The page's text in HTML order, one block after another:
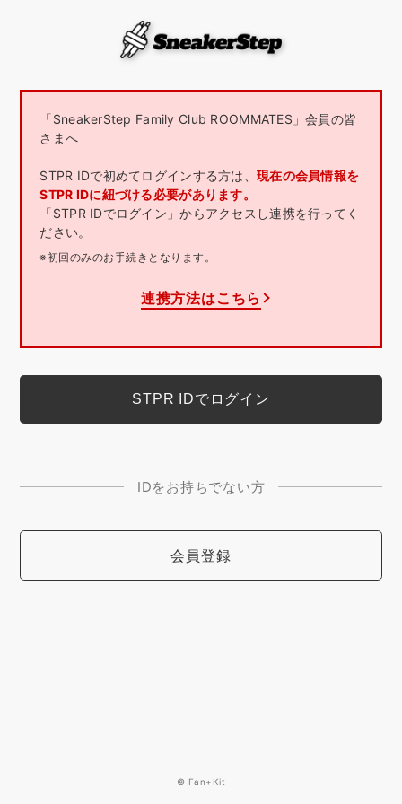
「SneakerStep Family Club ROOMMATES」会員の皆
さまへ
STPR IDで初めてログインする方は、 現在の会員情報を
STPR IDに紐づける必要があります。
「STPR IDでログイン」からアクセスし連携を行ってく
ださい。
※初回のみのお手続きとなります。
連携方法はこちら
IDをお持ちでない方
会員登録
© Fan+Kit